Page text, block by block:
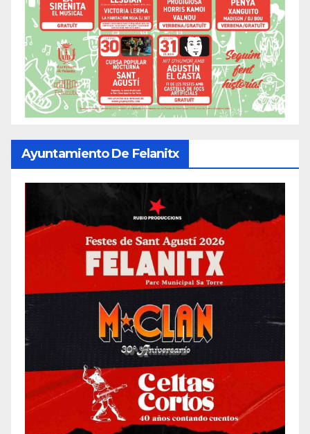
Ayuntamiento De Felanitx